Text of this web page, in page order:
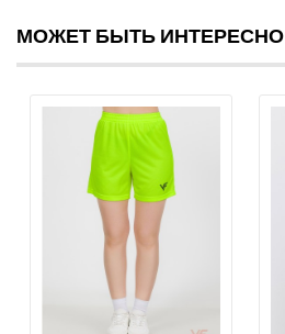
МОЖЕТ БЫТЬ ИНТЕРЕСНО